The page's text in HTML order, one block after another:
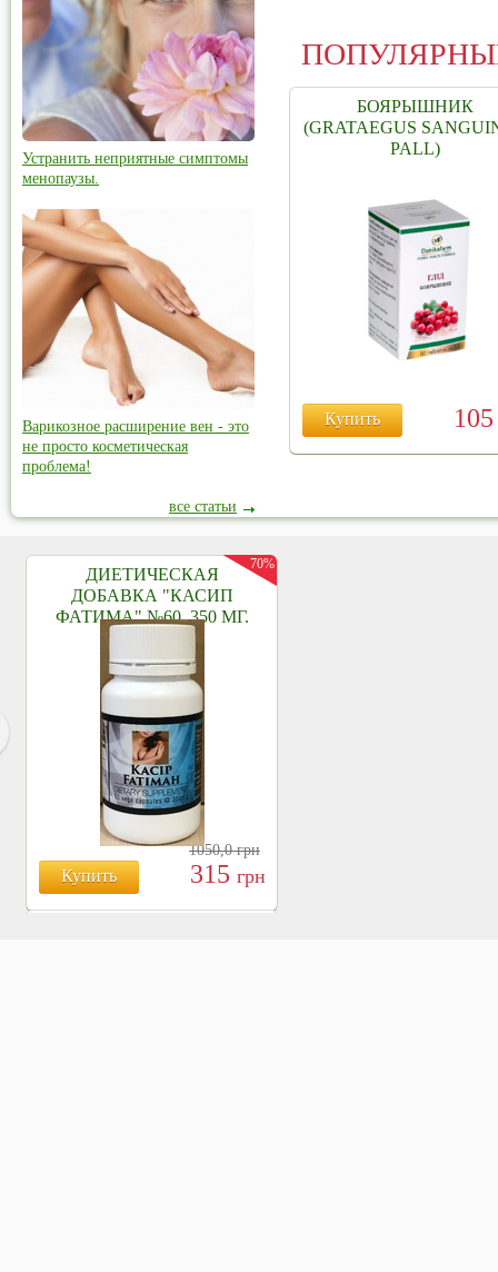
БОЯРЫШНИК
(GRATAEGUS
PALL)
Купить
Устранить неприятные симптомы
менопаузы.
Варикозное расширение вен - это
не просто косметическая
проблема!
все статьи
ДИЕТИЧЕСКАЯ
ДОБАВКА "КАСИП
ФАТИМА" №60, 350 МГ.
Купить
1050,0грн
315 грн
70%